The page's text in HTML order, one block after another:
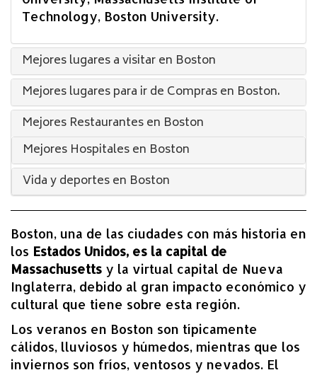
Technology, Boston University.
Mejores lugares a visitar en Boston
Mejores lugares para ir de Compras en Boston.
Mejores Restaurantes en Boston
Mejores Hospitales en Boston
Vida y deportes en Boston
Boston, una de las ciudades con más historia en
los Estados Unidos, es la capital de
Massachusetts y la virtual capital de Nueva
Inglaterra, debido al gran impacto económico y
cultural que tiene sobre esta región.
Los veranos en Boston son típicamente
cálidos, lluviosos y húmedos, mientras que los
inviernos son fríos, ventosos y nevados. El